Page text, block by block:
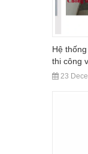
Hệ
thi công
23